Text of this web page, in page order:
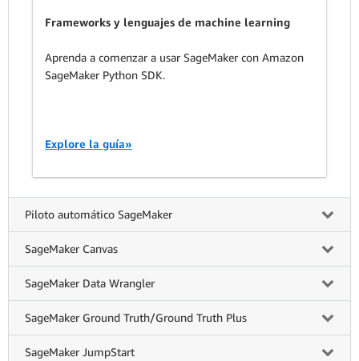
Frameworks y lenguajes de machine learning
Aprenda a comenzar a usar SageMaker con Amazon
SageMaker Python SDK.
Explore la guía»
Piloto automático SageMaker
SageMaker Canvas
SageMaker Data Wrangler
SageMaker Ground Truth/Ground Truth Plus
SageMaker JumpStart